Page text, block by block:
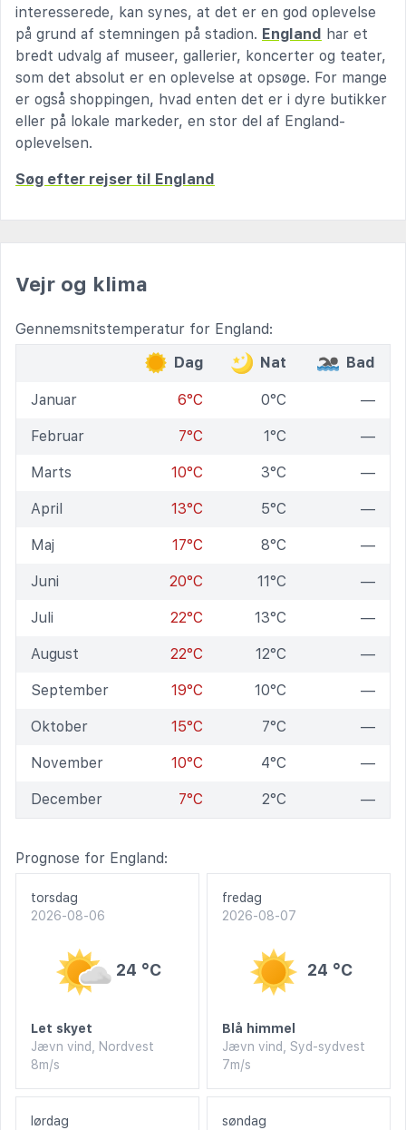
interesserede, kan synes, at det er en god oplevelse
på grund af stemningen på stadion. England har et
bredt udvalg af museer, gallerier, koncerter og teater,
som det absolut er en oplevelse at opsøge. For mange
er også shoppingen, hvad enten det er i dyre butikker
eller på lokale markeder, en stor del af England-
oplevelsen.
Søg efter rejser til England
Vejr og klima
Gennemsnitstemperatur for England:
Dag
Nat Bad
Januar 6°C 0°C —
Februar 7°C 1°C —
Marts 10°C 3°C —
April 13°C 5°C —
Maj 17°C 8°C —
Juni 20°C 11°C —
Juli 22°C 13°C —
August 22°C 12°C —
September 19°C 10°C —
Oktober 15°C 7°C —
November 10°C 4°C —
December 7°C 2°C —
Prognose for England:
torsdag
2026-08-06
24 °C
Let skyet
Jævn vind, Nordvest
8m/s
fredag
2026-08-07
24 °C
Blå himmel
Jævn vind, Syd-sydvest
7m/s
lørdag
søndag